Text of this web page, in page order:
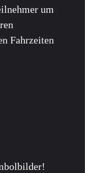
um
Fahrzeiten